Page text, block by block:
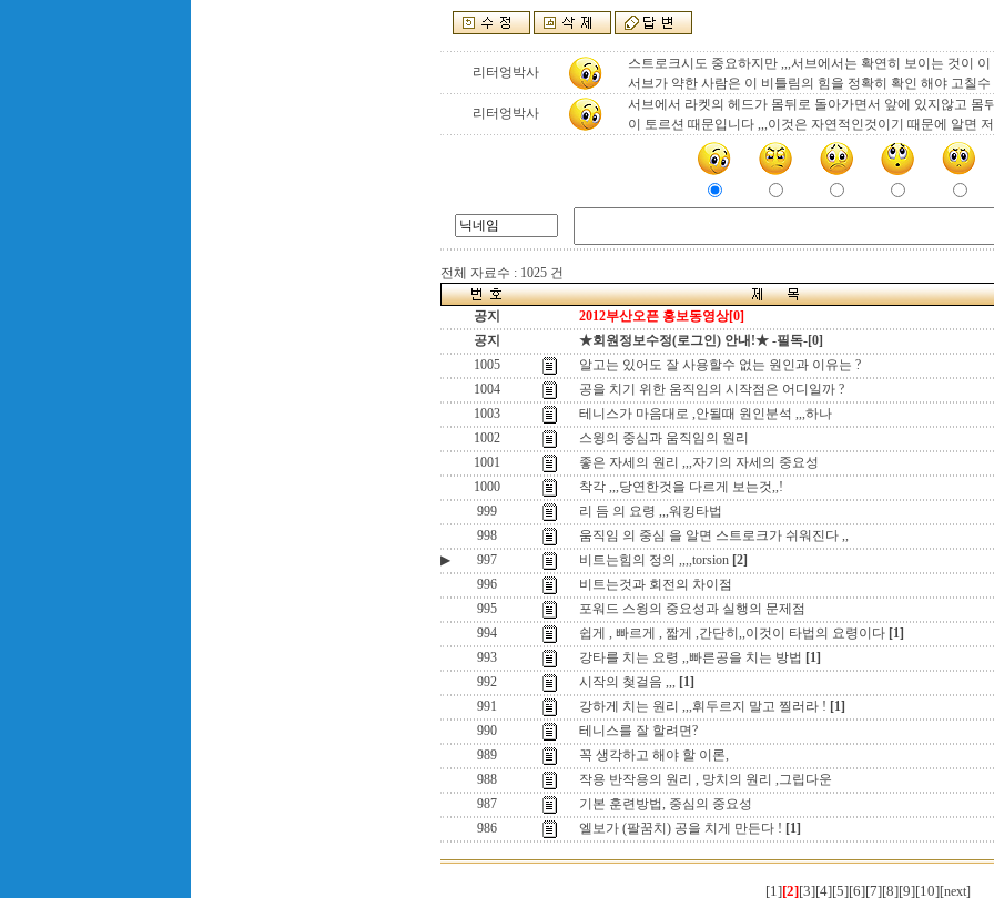
리터엉박사
스트로크시도 중요하지만 ,,,서브에서는 확연히 보이는 것이
서브가 약한 사람은 이 비틀림의 힘을 정확히 확인 해야 고칠
리터엉박사
서브에서 라켓의 헤드가 몸뒤로 돌아가면서 앞에 있지않고 몸
이 토르션 때문입니다 ,,,이것은 자연적인것이기 때문에 알면
전체 자료수 : 1025 건
공지
2012부산오픈 홍보동영상[0]
공지
★회원정보수정(로그인) 안내!★ -필독-[0]
1005
알고는 있어도 잘 사용할수 없는 원인과 이유는 ?
1004
공을 치기 위한 움직임의 시작점은 어디일까 ?
1003
테니스가 마음대로 ,안될때 원인분석 ,,,하나
1002
스윙의 중심과 움직임의 원리
1001
좋은 자세의 원리 ,,,자기의 자세의 중요성
1000
착각 ,,,당연한것을 다르게 보는것,,!
999
리 듬 의 요령 ,,,워킹타법
998
움직임 의 중심 을 알면 스트로크가 쉬워진다 ,,
▶
997 비트는힘의 정의 ,,,,torsion [2]
996
비트는것과 회전의 차이점
995
포워드 스윙의 중요성과 실행의 문제점
994
쉽게 , 빠르게 , 짧게 ,간단히,,이것이 타법의 요령이다 [1]
993
강타를 치는 요령 ,,빠른공을 치는 방법 [1]
992
시작의 첮걸음 ,,, [1]
991
강하게 치는 원리 ,,,휘두르지 말고 찔러라 ! [1]
990
테니스를 잘 할려면?
989
꼭 생각하고 해야 할 이론,
988
작용 반작용의 원리 , 망치의 원리 ,그립다운
987
기본 훈련방법, 중심의 중요성
986
엘보가 (팔꿈치) 공을 치게 만든다 ! [1]
[1][2][3][4][5][6][7][8][9][10][next]